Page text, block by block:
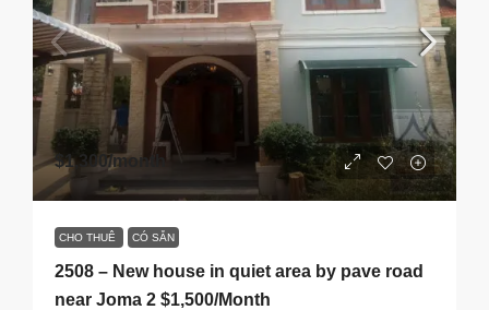
$1,300/month
CHO THUÊ CÓ SẴN
2508 – New house in quiet area by pave road
near Joma 2 $1,500/Month